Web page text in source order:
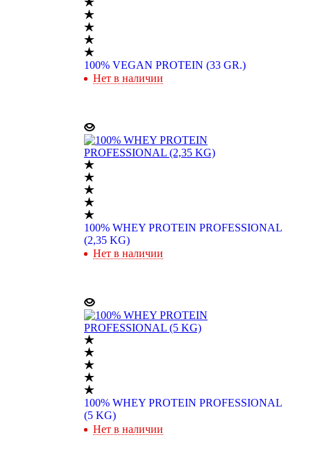
100% VEGAN PROTEIN (33 GR.)
Нет в наличии
100% WHEY PROTEIN PROFESSIONAL
(2,35 KG)
Нет в наличии
100% WHEY PROTEIN PROFESSIONAL
(5 KG)
Нет в наличии